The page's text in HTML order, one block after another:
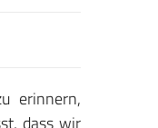
erinnern,